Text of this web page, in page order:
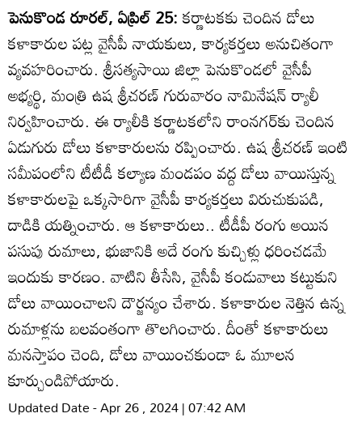
పెనుకొండ రూరల్‌, ఏప్రిల్‌ 25:కర్ణాటకకు చెందిన డోలు
కళాకారుల పట్ల వైసీపీ నాయకులు, కార్యకర్తలు అనుచితంగా
వ్యవహరించారు. శ్రీసత్యసాయి జిల్లా పెనుకొండలో వైసీపీ
అభ్యర్థి, మంత్రి ఉష శ్రీచరణ్‌ గురువారం నామినేషన్‌ ర్యాలీ
నిర్వహించారు. ఈ ర్యాలీకి కర్ణాటకలోని రాంనగర్‌కు చెందిన
ఏడుగురు డోలు కళాకారులను రప్పించారు. ఉష శ్రీచరణ్‌ ఇంటి
సమీపంలోని టీటీడీ కల్యాణ మండపం వద్ద డోలు వాయిస్తున్న
కళాకారులపై ఒక్కసారిగా వైసీపీ కార్యకర్తలు విరుచుకుపడి,
దాడికి యత్నించారు. ఆ కళాకారులు.. టీడీపీ రంగు అయిన
పసుపు రుమాలు, భుజానికి అదే రంగు కుచ్చిళ్లు ధరించడమే
ఇందుకు కారణం. వాటిని తీసేసి, వైసీపీ కండువాలు కట్టుకుని
డోలు వాయించాలని దౌర్జన్యం చేశారు. కళాకారుల నెత్తిన ఉన్న
రుమాళ్లను బలవంతంగా తొలగించారు. దీంతో కళాకారులు
మనస్తాపం చెంది, డోలు వాయించకుండా ఓ మూలన
కూర్చుండిపోయారు.
Updated Date - Apr 26 , 2024 | 07:42 AM